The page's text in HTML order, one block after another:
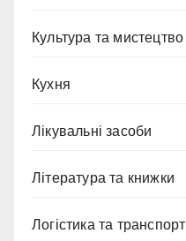
Культура та мистецтво
Кухня
Лікувальні засоби
Література та книжки
Логістика та транспорт